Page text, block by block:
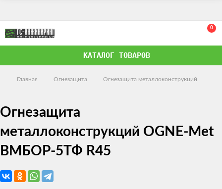
0
КАТАЛОГ ТОВАРОВ
Главная Огнезащита Огнезащита металлоконструкций
Огнезащита
металлоконструкций OGNE-Met
ВМБОР-5ТФ R45